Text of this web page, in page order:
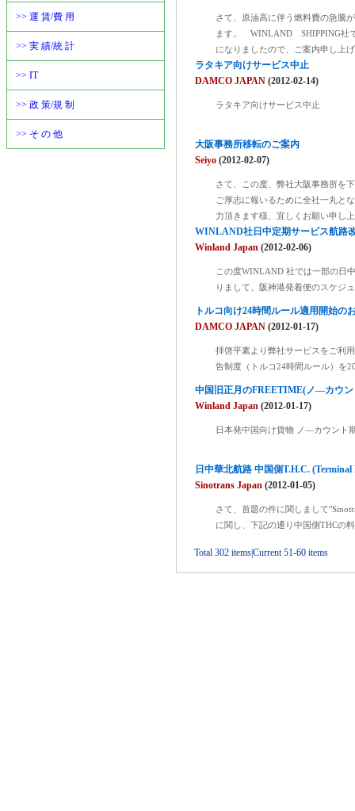
>> 運 賃/費 用
>> 実 績/統 計
>> IT
>> 政 策/規 制
>> そ の 他
さて、原油高に伴う燃料費の急騰
ます。 WINLAND SHIPPING社
になりましたので、ご案内申し上
ラタキア向けサービス中止
DAMCO JAPAN(2012-02-14)
ラタキア向けサービス中止
大阪事務所移転のご案内
Seiyo(2012-02-07)
さて、この度、弊社大阪事務所を
ご厚志に報いるために全社一丸と
力頂きます様、宜しくお願い申し
WINLAND社日中定期サービス航路
Winland Japan(2012-02-06)
この度WINLAND 社では一部の日
りまして、阪神港発着便のスケジ
トルコ向け24時間ルール適用開始の
DAMCO JAPAN(2012-01-17)
拝啓平素より弊社サービスをご利
告制度（トルコ24時間ルール）を
中国旧正月のFREETIME(ノ—カウン
Winland Japan(2012-01-17)
日本発中国向け貨物 ノ—カウント
日中華北航路 中国側T.H.C.
Sinotrans Japan(2012-01-05)
さて、首題の件に関しまして
に関し、下記の通り中国側THCの
Total 302 items|Current 51-60 items